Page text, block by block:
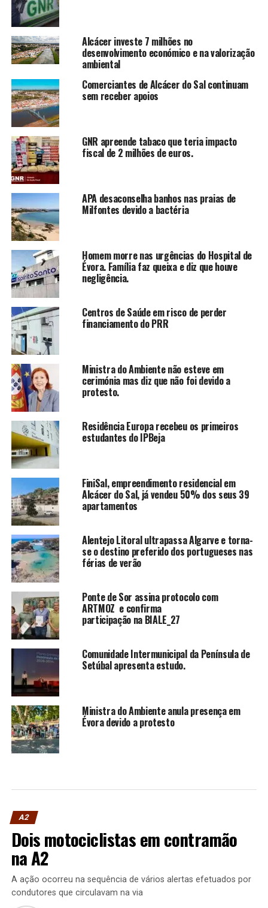
Alcácer investe 7 milhões no
desenvolvimento económico e na valorização
ambiental
Comerciantes de Alcácer do Sal continuam
sem receber apoios
GNR apreende tabaco que teria impacto
fiscal de 2 milhões de euros.
APA desaconselha banhos nas praias de
Milfontes devido a bactéria
Homem morre nas urgências do Hospital de
Évora. Família faz queixa e diz que houve
negligência.
Centros de Saúde em risco de perder
financiamento do PRR
Ministra do Ambiente não esteve em
cerimónia mas diz que não foi devido a
protesto.
Residência Europa recebeu os primeiros
estudantes do IPBeja
FiniSal, empreendimento residencial em
Alcácer do Sal, já vendeu 50% dos seus 39
apartamentos
Alentejo Litoral ultrapassa Algarve e torna-
se o destino preferido dos portugueses nas
férias de verão
Ponte de Sor assina protocolo com
ARTMOZ e confirma
participação na BIALE_27
Comunidade Intermunicipal da Península de
Setúbal apresenta estudo.
Ministra do Ambiente anula presença em
Évora devido a protesto
A2
Dois motociclistas em contramão
na A2
A ação ocorreu na sequência de vários alertas efetuados por
condutores que circulavam na via